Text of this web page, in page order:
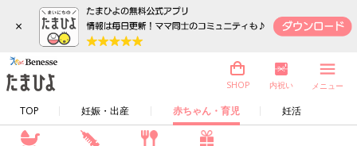
×
TOP 妊娠・出産 赤ちゃん・育児 妊活
SHOP 内祝い メニュー